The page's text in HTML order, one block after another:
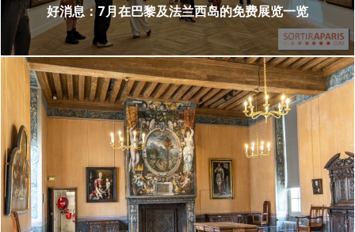
好消息：7月在巴黎及法兰西岛的免费展览一览